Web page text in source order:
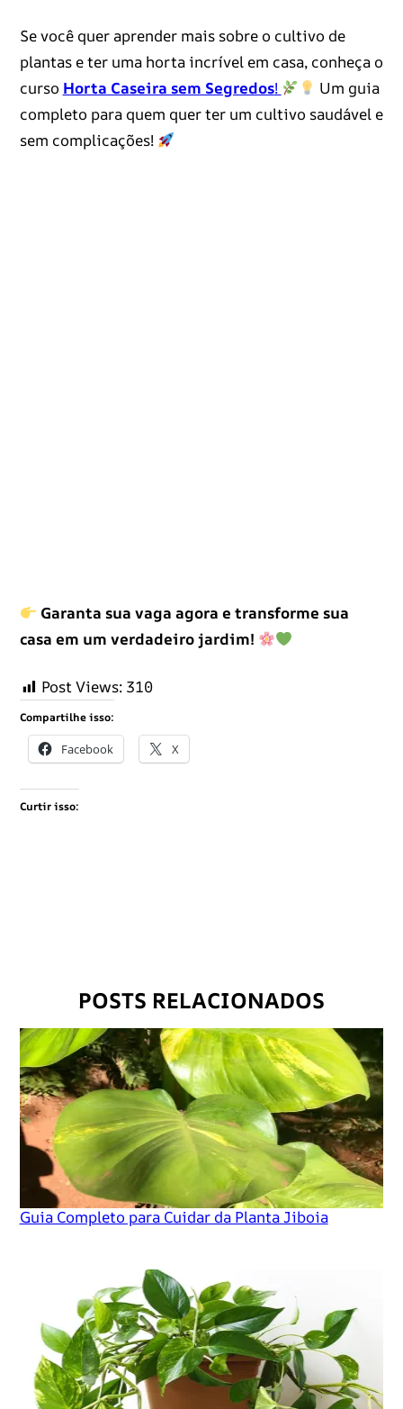
Se você quer aprender mais sobre o cultivo de
plantas e ter uma horta incrível em casa, conheça o
curso Horta Caseira sem Segredos!
Um guia
completo para quem quer ter um cultivo saudável e
sem complicações!
Garanta sua vaga agora e transforme sua
casa em um verdadeiro jardim!
Post Views: 310
Compartilhe isso:
Facebook X
Curtir isso:
POSTS RELACIONADOS
Guia Completo para Cuidar da Planta Jiboia